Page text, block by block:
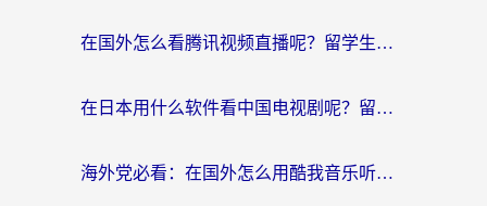
在国外怎么看腾讯视频直播呢？留学生亲测有效的回国加速指南
在日本用什么软件看中国电视剧呢？留学生亲测有效的回国加速方案
海外党必看：在国外怎么用酷我音乐听音乐？告别“地区不支持”的实用指南